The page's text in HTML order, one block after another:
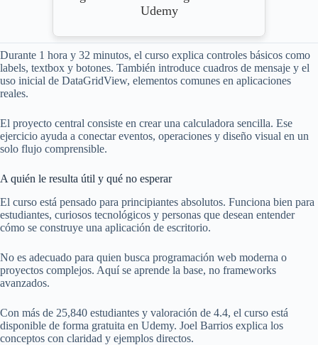
Udemy
Durante 1 hora y 32 minutos, el curso explica controles básicos como
labels, textbox y botones. También introduce cuadros de mensaje y el
uso inicial de DataGridView, elementos comunes en aplicaciones
reales.
El proyecto central consiste en crear una calculadora sencilla. Ese
ejercicio ayuda a conectar eventos, operaciones y diseño visual en un
solo flujo comprensible.
A quién le resulta útil y qué no esperar
El curso está pensado para principiantes absolutos. Funciona bien para
estudiantes, curiosos tecnológicos y personas que desean entender
cómo se construye una aplicación de escritorio.
No es adecuado para quien busca programación web moderna o
proyectos complejos. Aquí se aprende la base, no frameworks
avanzados.
Con más de 25,840 estudiantes y valoración de 4.4, el curso está
disponible de forma gratuita en Udemy. Joel Barrios explica los
conceptos con claridad y ejemplos directos.